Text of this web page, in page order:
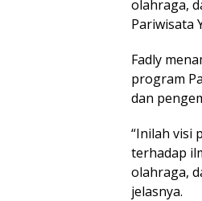
olahraga,
Pariwisata
Fadly
program
dan
“Inilah visi
terhadap
olahraga,
jelasnya.